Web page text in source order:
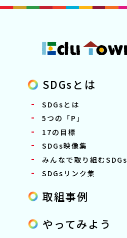
SDGsとは
SDGsとは
5つの「P」
17の目標
SDGs映像集
みんなで取り組むSDGs
SDGsリンク集
取組事例
やってみよう